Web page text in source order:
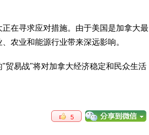
在寻求应对措施。由于美国是加拿大最
农业和能源行业带来深远影响。
贸易战"将对加拿大经济稳定和民众生活
5